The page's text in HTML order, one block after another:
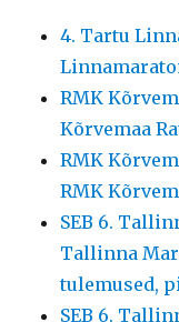
4. Tartu
RMK
Kõrvemaa
RMK
RMK
SEB 6.
Tallinna
tulemused,
SEB 6.